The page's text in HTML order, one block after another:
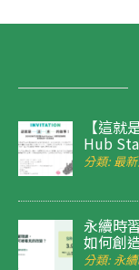
【這
Hub
分類: 最
永續時
如何創
分類: 永